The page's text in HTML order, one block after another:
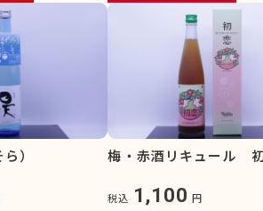
） 梅・赤酒リキュール
税込 1,100 円